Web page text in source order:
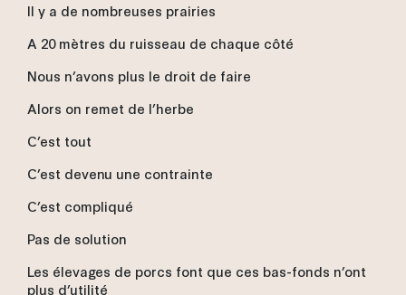
Il y a de nombreuses prairies
A 20 mètres du ruisseau de chaque côté
Nous n’avons plus le droit de faire
Alors on remet de l’herbe
C’est tout
C’est devenu une contrainte
C’est compliqué
Pas de solution
Les élevages de porcs font que ces bas-fonds n’ont
plus d’utilité